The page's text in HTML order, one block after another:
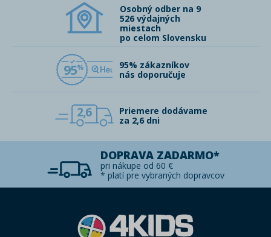
Osobný odber na 9
526 výdajných
miestach
po celom Slovensku
95
95% zákazníkov
nás doporučuje
2,6
Priemere dodávame
za 2,6 dni
DOPRAVA ZADARMO*
pri nákupe od 60 €
* platí pre vybraných dopravcov